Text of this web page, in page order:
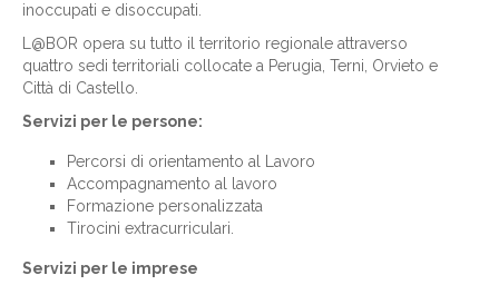
inoccupati e disoccupati.
L@BOR opera su tutto il territorio regionale attraverso
quattro sedi territoriali collocate a Perugia, Terni, Orvieto e
Città di Castello.
Servizi per le persone:
Percorsi di orientamento al Lavoro
Accompagnamento al lavoro
Formazione personalizzata
Tirocini extracurriculari.
Servizi per le imprese